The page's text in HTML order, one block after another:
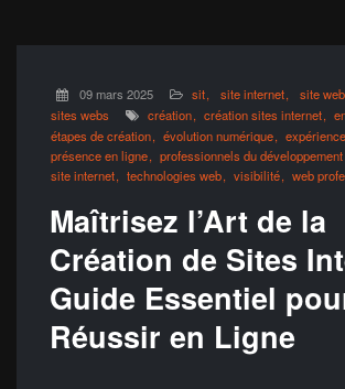
09 mars 2025 sit site internet
site
sites webs
création création sites internet
étapes de création
évolution numérique
présence en ligne
professionnels du
site internet
technologies web visibilité web
Maîtrisez l’Art de la
Création de Sites
Guide Essentiel
Réussir en Ligne